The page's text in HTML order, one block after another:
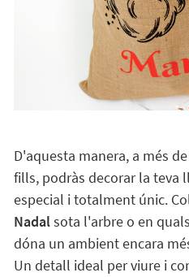
D'aquesta manera, a més
fills, podràs decorar la teva
especial i totalment únic.
Nadalsota l'arbre o en
dóna un ambient encara
Un detall ideal per viure i